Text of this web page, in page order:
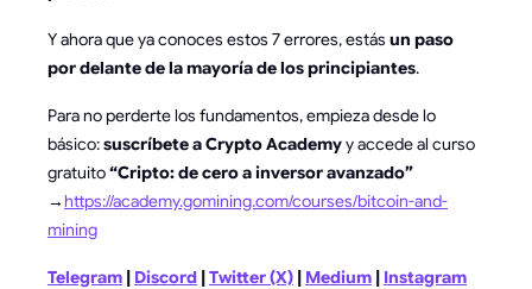
Y ahora que ya conoces estos 7 errores, estás un paso
por delante de la mayoría de los principiantes.
Para no perderte los fundamentos, empieza desde lo
básico:suscríbete a Crypto Academyy accede al curso
gratuito“Cripto: de cero a inversor avanzado”
→https://academy.gomining.com/courses/bitcoin-and-
mining
Telegram | Discord |Twitter (X) | Medium | Instagram